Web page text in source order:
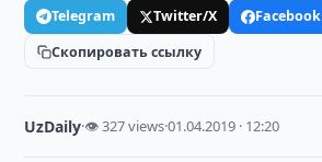
Telegram Twitter/X
Facebook
Скопировать ссылку
UzDaily·👁 327 views·01.04.2019 · 12:20